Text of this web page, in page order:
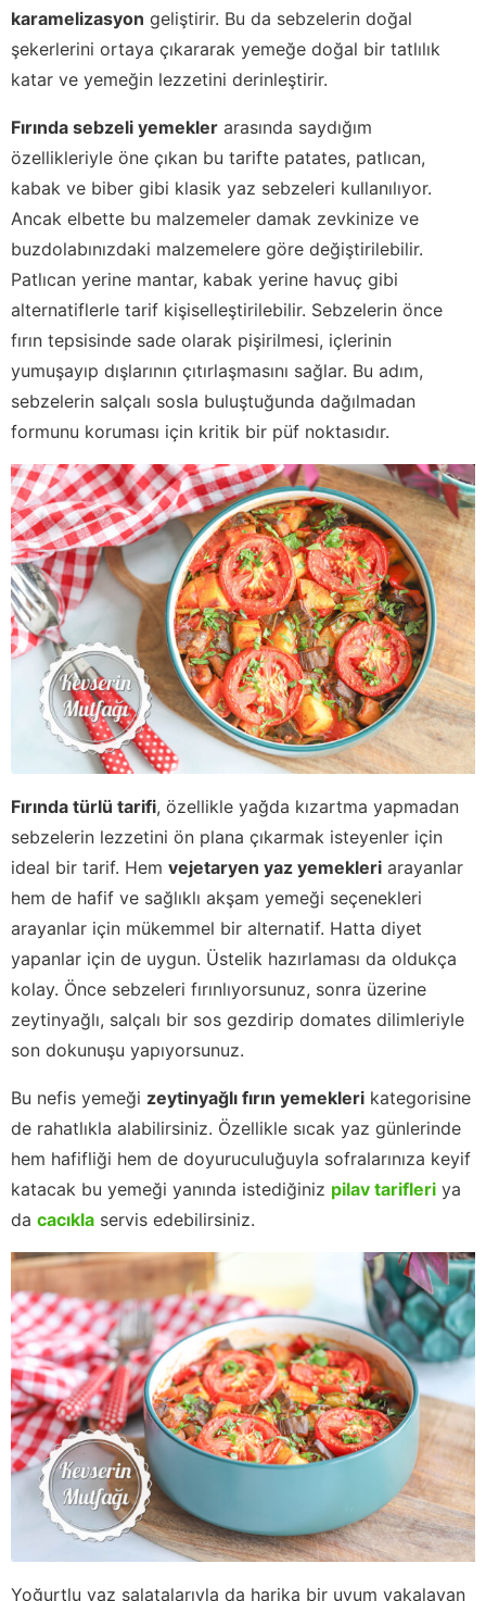
karamelizasyon geliştirir. Bu da sebzelerin doğal
şekerlerini ortaya çıkararak yemeğe doğal bir tatlılık
katar ve yemeğin lezzetini derinleştirir.
Fırında sebzeli yemekler arasında saydığım
özellikleriyle öne çıkan bu tarifte patates, patlıcan,
kabak ve biber gibi klasik yaz sebzeleri kullanılıyor.
Ancak elbette bu malzemeler damak zevkinize ve
buzdolabınızdaki malzemelere göre değiştirilebilir.
Patlıcan yerine mantar, kabak yerine havuç gibi
alternatiflerle tarif kişiselleştirilebilir. Sebzelerin önce
fırın tepsisinde sade olarak pişirilmesi, içlerinin
yumuşayıp dışlarının çıtırlaşmasını sağlar. Bu adım,
sebzelerin salçalı sosla buluştuğunda dağılmadan
formunu koruması için kritik bir püf noktasıdır.
Fırında türlü tarifi, özellikle yağda kızartma yapmadan
sebzelerin lezzetini ön plana çıkarmak isteyenler için
ideal bir tarif. Hem vejetaryen yaz yemekleri arayanlar
hem de hafif ve sağlıklı akşam yemeği seçenekleri
arayanlar için mükemmel bir alternatif. Hatta diyet
yapanlar için de uygun. Üstelik hazırlaması da oldukça
kolay. Önce sebzeleri fırınlıyorsunuz, sonra üzerine
zeytinyağlı, salçalı bir sos gezdirip domates dilimleriyle
son dokunuşu yapıyorsunuz.
Bu nefis yemeği zeytinyağlı fırın yemekleri kategorisine
de rahatlıkla alabilirsiniz. Özellikle sıcak yaz günlerinde
hem hafifliği hem de doyuruculuğuyla sofralarınıza keyif
katacak bu yemeği yanında istediğiniz pilav tarifleri ya
da cacıkla servis edebilirsiniz.
Yoğurtlu yaz salatalarıyla da harika bir uyum yakalayan